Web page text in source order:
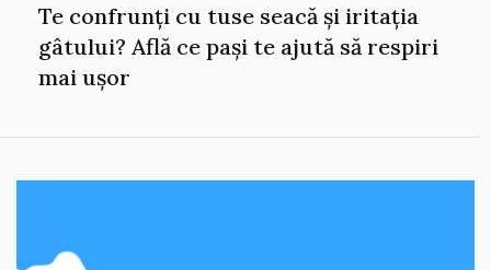
Te confrunți cu tuse seacă și iritația
gâtului? Află ce pași te ajută să respiri
mai ușor